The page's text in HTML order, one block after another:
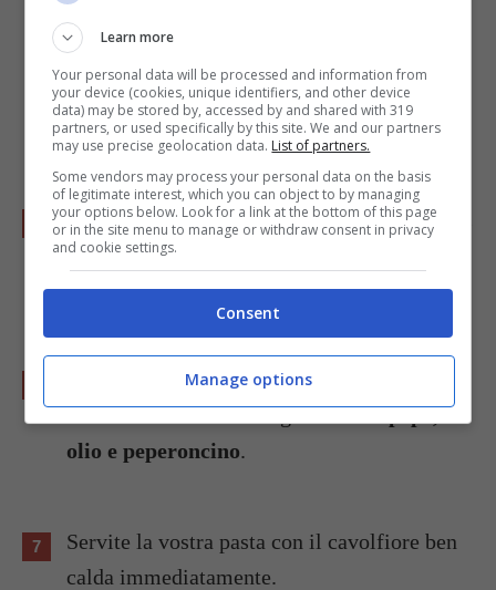
padella. Aggiungete la
il cavolfiore con un mestolo. Questo
passaggio vi permetterà di ottenere un primo
piatto cremoso e squisito!
Nella pentola con l'acqua in cui avete cotto il
cavolfiore buttate la
per i minuti richiesti.
con il cavolfiore e amalgamate conpepe,
olio e peperoncino.
Servite la vostra pasta con il cavolfiore ben
calda immediatamente.
Learn more
Your personal data will be processed and information from
your device (cookies, unique identifiers, and other device
data) may be stored by, accessed by and shared with 319
partners, or used specifically by this site. We and our partners
may use precise geolocation data. List of partners.
Some vendors may process your personal data on the basis
of legitimate interest, which you can object to by managing
your options below. Look for a link at the bottom of this page
or in the site menu to manage or withdraw consent in privacy
and cookie settings.
Consent
Manage options